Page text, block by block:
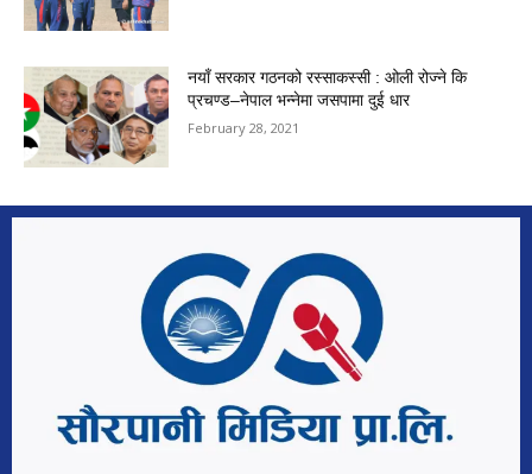
नयाँ सरकार गठनको रस्साकस्सी : ओली रोज्ने कि
प्रचण्ड–नेपाल भन्नेमा जसपामा दुई धार
February 28, 2021